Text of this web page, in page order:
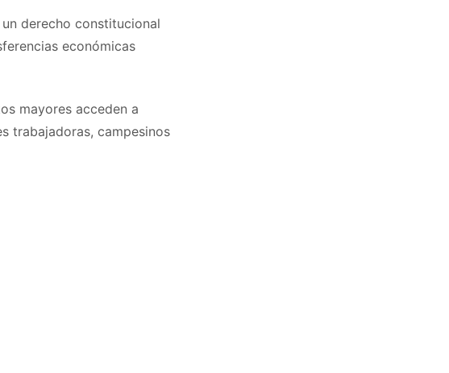
derecho constitucional
económicas
mayores acceden a
trabajadoras, campesinos